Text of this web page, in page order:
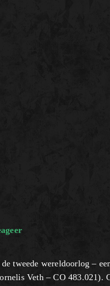
tweede wereldoorlog –
Veth – CO 483.021).